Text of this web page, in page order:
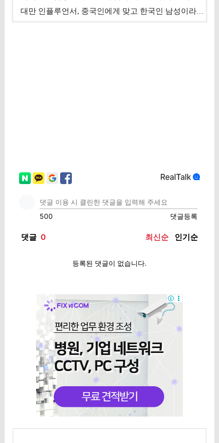
대만 인플루언서, 중국인에게 맞고 한국인 남성이라 진술 '후폭풍'